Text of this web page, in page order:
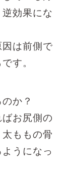
効果にな
は前側で
す。
か？
お尻側の
ももの骨
うになっ